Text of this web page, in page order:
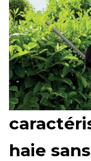
haie